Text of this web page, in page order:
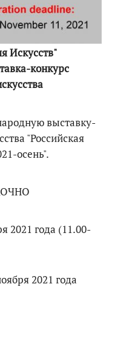
Искусств"
конкурс
выставку-
"Российская
осень".
2021 года (11.00-
2021 года